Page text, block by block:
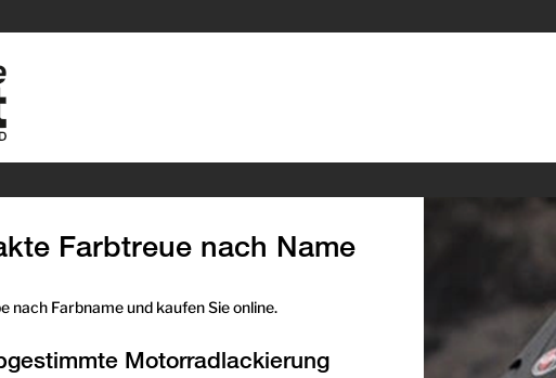
Farbtreue nach Name
nach Farbname und kaufen Sie online.
Motorradlackierung